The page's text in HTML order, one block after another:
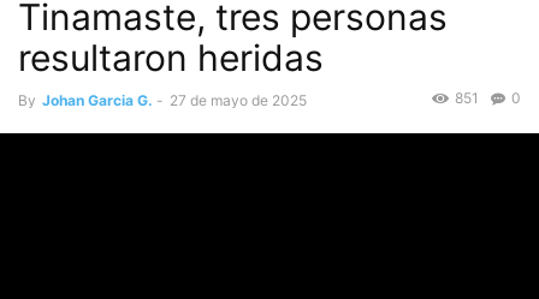
Tinamaste, tres personas
resultaron heridas
By Johan Garcia G. - 27 de mayo de 2025 0
851